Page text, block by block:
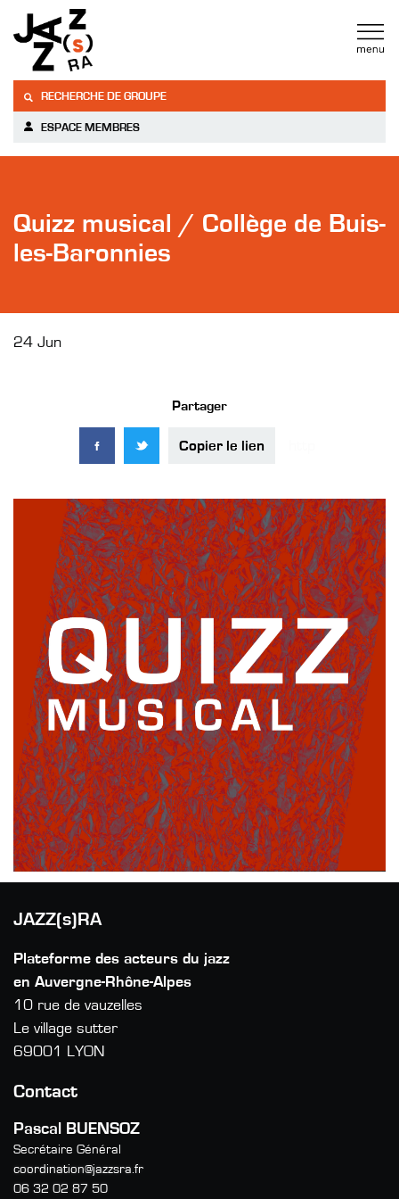
RECHERCHE DE GROUPE
ESPACE MEMBRES
Quizz musical / Collège de Buis-
les-Baronnies
24 Jun
Partager
Copier le lien
JAZZ(s)RA
Plateforme des acteurs du jazz
en Auvergne-Rhône-Alpes
10 rue de vauzelles
Le village sutter
69001 LYON
Contact
Pascal BUENSOZ
Secrétaire Général
coordination@jazzsra.fr
06 32 02 87 50